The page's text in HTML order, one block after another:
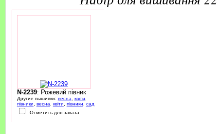
N-2239: Рожевий півник
Другие вышивки: весна, квіти,
півники, весна, квіти, півники, сад
Отметить для заказа